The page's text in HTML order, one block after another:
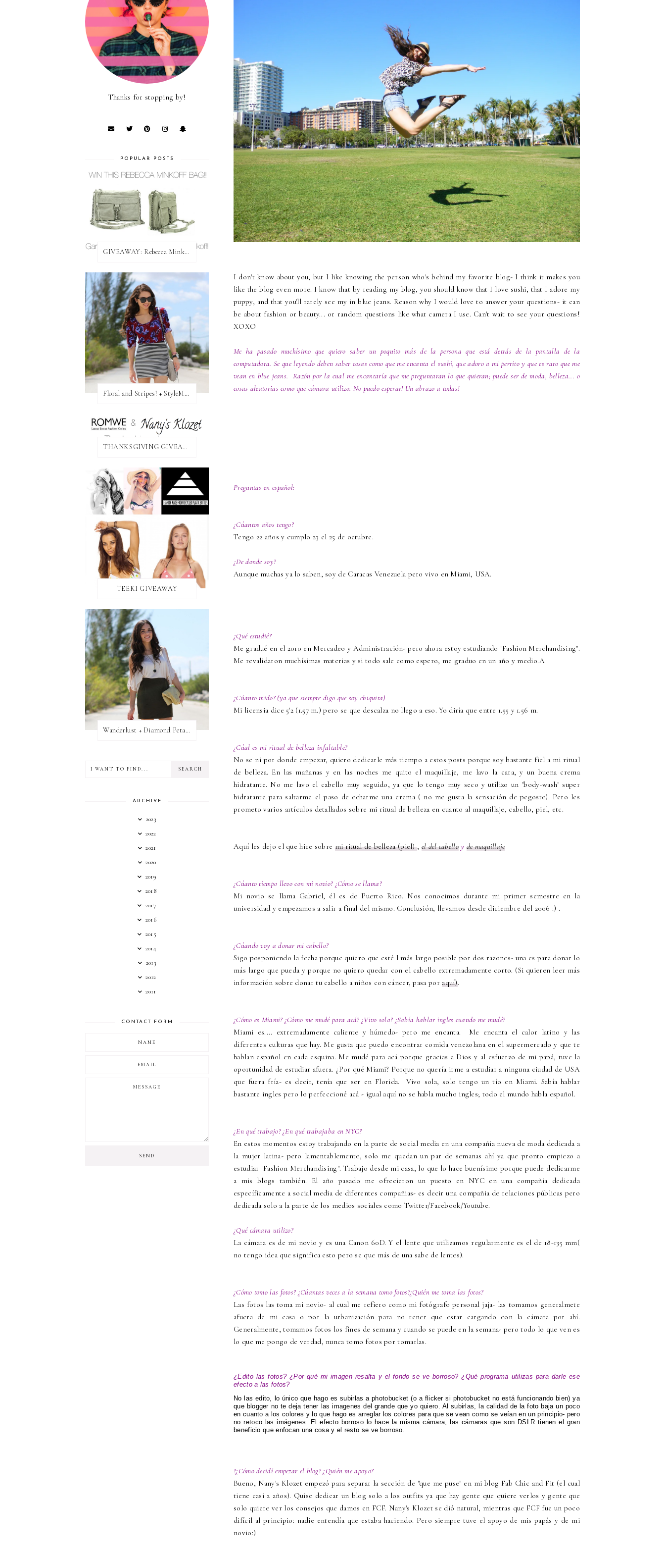
I don't know about you, but I like knowing the person who's behind my favorite blog- I think it makes you
like the blog even more. I know that by reading my blog, you should know that I love sushi, that I adore my
puppy, and that you'll rarely see my in blue jeans. Reason why I would love to answer your questions- it can
be about fashion or beauty... or random questions like what camera I use. Can't wait to see your questions!
XOXO
Me ha pasado muchísimo que quiero saber un poquito más de la persona que está detrás de la pantalla de la
computadora. Se que leyendo deben saber cosas como que me encanta el sushi, que adoro a mi perrito y que es raro que me
vean en blue jeans. Razón por la cual me encantaría que me preguntaran lo que quieran; puede ser de moda, belleza... o
cosas aleatorias como que cámara utilizo. No puedo esperar! Un abrazo a todas!
Preguntas en español:
¿Cúantos años tengo?
Tengo 22 años y cumplo 23 el 25 de octubre.
¿De donde soy?
Aunque muchas ya lo saben, soy de Caracas Venezuela pero vivo en Miami, USA.
¿Qué estudié?
Me gradué en el 2010 en Mercadeo y Administración- pero ahora estoy estudiando "Fashion Merchandising".
Me revalidaron muchísimas materias y si todo sale como espero, me graduo en un año y medio.A
¿Cúanto mido? (ya que siempre digo que soy chiquita)
Mi licensia dice 5'2 (1.57 m.) pero se que descalza no llego a eso. Yo diría que entre 1.55 y 1.56 m.
¿Cúal es mi ritual de belleza infaltable?
No se ni por donde empezar, quiero dedicarle más tiempo a estos posts porque soy bastante fiel a mi ritual
de belleza. En las mañanas y en las noches me quito el maquillaje, me lavo la cara, y un buena crema
hidratante. No me lavo el cabello muy seguido, ya que lo tengo muy seco y utilizo un "body-wash" super
hidratante para saltarme el paso de echarme una crema ( no me gusta la sensación de pegoste). Pero les
prometo varios artículos detallados sobre mi ritual de belleza en cuanto al maquillaje, cabello, piel, etc.
Aquí les dejo el que hice sobre mi ritual de belleza (piel), el del cabelloy de maquillaje
¿Cúanto tiempo llevo con mi novio? ¿Cómo se llama?
Mi novio se llama Gabriel, él es de Puerto Rico. Nos conocimos durante mi primer semestre en la
universidad y empezamos a salir a final del mismo. Conclusión, llevamos desde diciembre del 2006 :) .
¿Cúando voy a donar mi cabello?
Sigo posponiendo la fecha porque quiero que esté l más largo posible por dos razones- una es para donar lo
más largo que pueda y porque no quiero quedar con el cabello extremadamente corto. (Si quieren leer más
información sobre donar tu cabello a niños con cáncer, pasa poraquí).
¿Cómo es Miami? ¿Cómo me mudé para acá? ¿Vivo sola? ¿Sabía hablar ingles cuando me mudé?
Miami es.... extremadamente caliente y húmedo- pero me encanta. Me encanta el calor latino y las
diferentes culturas que hay. Me gusta que puedo encontrar comida venezolana en el supermercado y que te
hablan español en cada esquina. Me mudé para acá porque gracias a Dios y al esfuerzo de mi papá, tuve la
oportunidad de estudiar afuera. ¿Por qué Miami? Porque no quería irme a estudiar a ninguna ciudad de USA
que fuera fría- es decir, tenía que ser en Florida. Vivo sola, solo tengo un tío en Miami. Sabía hablar
bastante ingles pero lo perfeccioné acá - igual aquí no se habla mucho ingles; todo el mundo habla español.
¿En qué trabajo? ¿En qué trabajaba en NYC?
En estos momentos estoy trabajando en la parte de social media en una compañia nueva de moda dedicada a
la mujer latina- pero lamentablemente, solo me quedan un par de semanas ahí ya que pronto empiezo a
estudiar "Fashion Merchandising". Trabajo desde mi casa, lo que lo hace buenísimo porque puede dedicarme
a mis blogs también. El año pasado me ofrecieron un puesto en NYC en una compañia dedicada
específicamente a social media de diferentes compañias- es decir una compañia de relaciones públicas pero
dedicada solo a la parte de los medios sociales como Twitter/Facebook/Youtube.
¿Qué cámara utilizo?
La cámara es de mi novio y es una Canon 60D. Y el lente que utilizamos regularmente es el de 18-135 mm(
no tengo idea que significa esto pero se que más de una sabe de lentes).
¿Cómo tomo las fotos? ¿Cúantas veces a la semana tomo fotos?¿Quién me toma las fotos?
Las fotos las toma mi novio- al cual me refiero como mi fotógrafo personal jaja- las tomamos generalmete
afuera de mi casa o por la urbanización para no tener que estar cargando con la cámara por ahí.
Generalmente, tomamos fotos los fines de semana y cuando se puede en la semana- pero todo lo que ven es
lo que me pongo de verdad, nunca tomo fotos por tomarlas.
¿Edito las fotos? ¿Por qué mi imagen resalta y el fondo se ve borroso? ¿Qué programa utilizas para darle ese
efecto a las fotos?
No las edito, lo único que hago es subirlas a photobucket (o a flicker si photobucket no está funcionando bien) ya
que blogger no te deja tener las imagenes del grande que yo quiero. Al subirlas, la calidad de la foto baja un poco
en cuanto a los colores y lo que hago es arreglar los colores para que se vean como se veían en un principio- pero
no retoco las imágenes. El efecto borroso lo hace la misma cámara, las cámaras que son DSLR tienen el gran
beneficio que enfocan una cosa y el resto se ve borroso.
?¿Cómo decidí empezar el blog? ¿Quién me apoyo?
Bueno, Nany's Klozet empezó para separar la sección de "que me puse" en mi blog Fab Chic and Fit (el cual
tiene casi 2 años). Quise dedicar un blog solo a los outfits ya que hay gente que quiere verlos y gente que
solo quiere ver los consejos que damos en FCF. Nany's Klozet se dió natural, mientras que FCF fue un poco
difícil al principio: nadie entendía que estaba haciendo. Pero siempre tuve el apoyo de mis papás y de mi
novio:)
Thanks for stopping by!
POPULAR POSTS
GIVEAWAY: Rebecca Minkoff Bag!
Floral and Stripes! + StyleMint GIVEAWAY!
THANKSGIVING GIVEAWAY!
TEEKI GIVEAWAY
Wanderlust + Diamond Petal Giveaway
ARCHIVE
2023
2022
2021
2020
2019
2018
2017
2016
2015
2014
2013
2012
2011
CONTACT FORM